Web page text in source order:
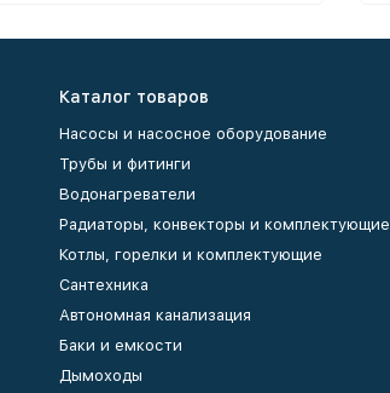
Каталог товаров
Насосы и насосное оборудование
Трубы и фитинги
Водонагреватели
Радиаторы, конвекторы и комплектующие
Котлы, горелки и комплектующие
Сантехника
Автономная канализация
Баки и емкости
Дымоходы